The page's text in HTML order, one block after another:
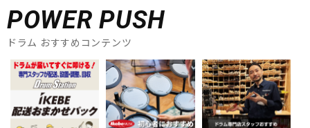
POWER PUSH
ドラム おすすめコンテンツ